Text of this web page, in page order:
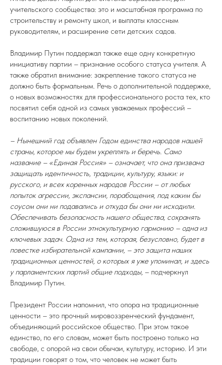
учительского сообщества: это и масштабная программа по
строительству и ремонту школ, и выплаты классным
руководителям, и расширение сети детских садов.
Владимир Путин поддержал также еще одну конкретную
инициативу партии – признание особого статуса учителя. А
также обратил внимание: закрепление такого статуса не
должно быть формальным. Речь о дополнительной поддержке,
о новых возможностях для профессионального роста тех, кто
посвятил себя одной из самых уважаемых профессий –
воспитанию новых поколений.
– Нынешний год объявлен Годом единства народов нашей
страны, которое мы будем укреплять и беречь. Само
название – «Единая Россия» – означает, что она призвана
защищать идентичность, традиции, культуру, языки: и
русского, и всех коренных народов России – от любых
попыток агрессии, экспансии, порабощения, под каким бы
соусом они ни подавались и откуда бы они ни исходили.
Обеспечивать безопасность нашего общества, сохранять
сложившуюся в России этнокультурную гармонию – одна из
ключевых задач. Одна из тем, которая, безусловно, будет в
повестке избирательной кампании, – это защита наших
традиционных ценностей, о которых я уже упоминал, и здесь
у парламентских партий общие подходы, – подчеркнул
Владимир Путин.
Президент России напомнил, что опора на традиционные
ценности – это прочный мировоззренческий фундамент,
объединяющий российское общество. При этом такое
единство, по его словам, может быть построено только на
свободе, с опорой на свои обычаи, культуру, историю. И эти
традиции говорят о том, что человек не может быть